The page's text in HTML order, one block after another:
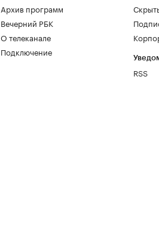
Архив программ
Вечерний РБК
О телеканале
Подключение
RSS